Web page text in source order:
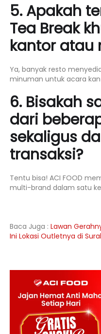
5. Apakah
Tea Break
kantor atau
Ya, banyak resto
minuman untuk acara
6. Bisakah
dari
sekaligus
transaksi?
Tentu bisa! ACI FOOD
multi-brand dalam satu
Baca Juga : Lawan
Ini Lokasi Outletnya di